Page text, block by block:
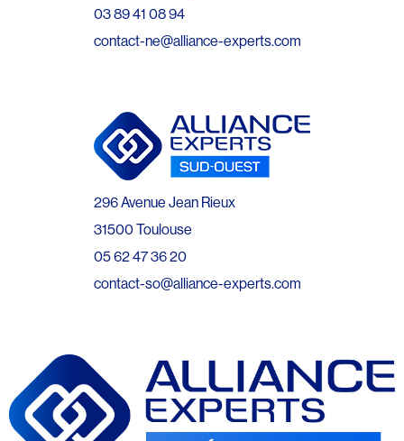
03 89 41 08 94
contact-ne@alliance-experts.com
296 Avenue Jean Rieux
31500 Toulouse
05 62 47 36 20
contact-so@alliance-experts.com